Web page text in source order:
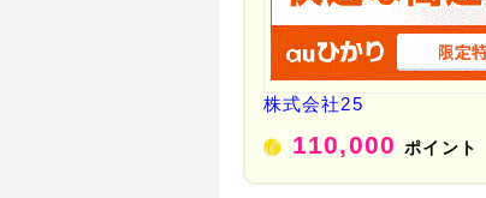
株式会社25
110,000ポイント